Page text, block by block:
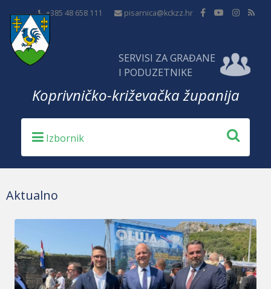
+385 48 658 111 pisarnica@kckzz.hr
SERVISI ZA GRAĐANE
I PODUZETNIKE
Koprivničko-križevačka županija
Aktualno